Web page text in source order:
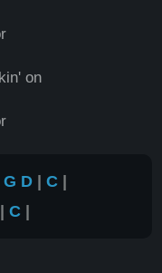
on
G D | C |
C |